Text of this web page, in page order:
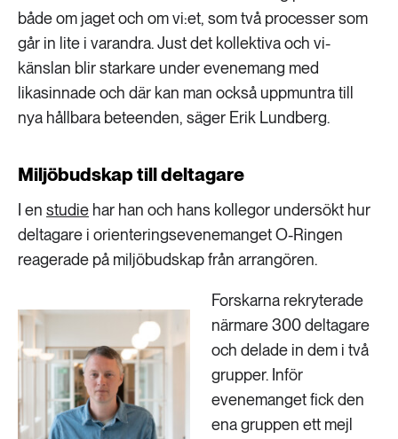
både om jaget och om vi:et, som två processer som
går in lite i varandra. Just det kollektiva och vi-
känslan blir starkare under evenemang med
likasinnade och där kan man också uppmuntra till
nya hållbara beteenden, säger Erik Lundberg.
Miljöbudskap till deltagare
I en studie har han och hans kollegor undersökt hur
deltagare i orienteringsevenemanget O-Ringen
reagerade på miljöbudskap från arrangören.
Forskarna rekryterade
närmare 300 deltagare
och delade in dem i två
grupper. Inför
evenemanget fick den
ena gruppen ett mejl